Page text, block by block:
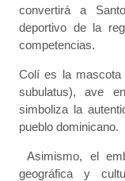
convertirá a
deportivo de la
competencias.
Colí es la mascota
subulatus), ave
simboliza la
pueblo dominicano.
Asimismo, el
geográfica y